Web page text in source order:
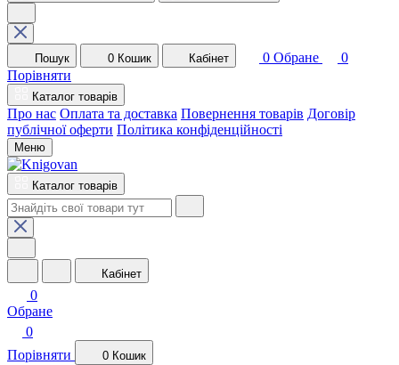
Пошук 0 Кошик Кабінет 0 Обране
0
Порівняти
Каталог товарів
Про нас Оплата та доставка Повернення товарів Договір
публічної оферти Політика конфіденційності
Меню
Каталог товарів
Кабінет
0
Обране
0
Порівняти
0 Кошик